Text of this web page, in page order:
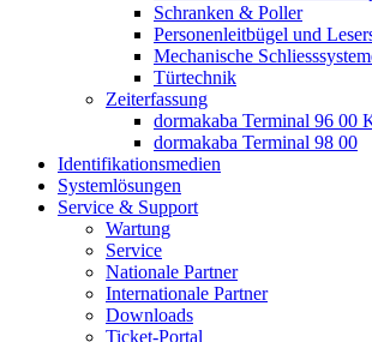
Schranken & Poller
Personenleitbügel und
Mechanische
Türtechnik
Zeiterfassung
dormakaba Terminal 96 00
dormakaba Terminal 98 00
Identifikations­medien
Systemlösungen
Service & Support
Wartung
Service
Nationale Partner
Internationale Partner
Downloads
Ticket-Portal